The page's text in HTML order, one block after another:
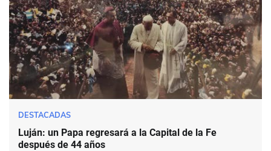
DESTACADAS
Luján: un Papa regresará a la Capital de la Fe
después de 44 años